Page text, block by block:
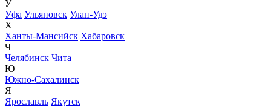
У
Уфа Ульяновск Улан-Удэ
Х
Ханты-Мансийск Хабаровск
Ч
Челябинск Чита
Ю
Южно-Сахалинск
Я
Ярославль Якутск